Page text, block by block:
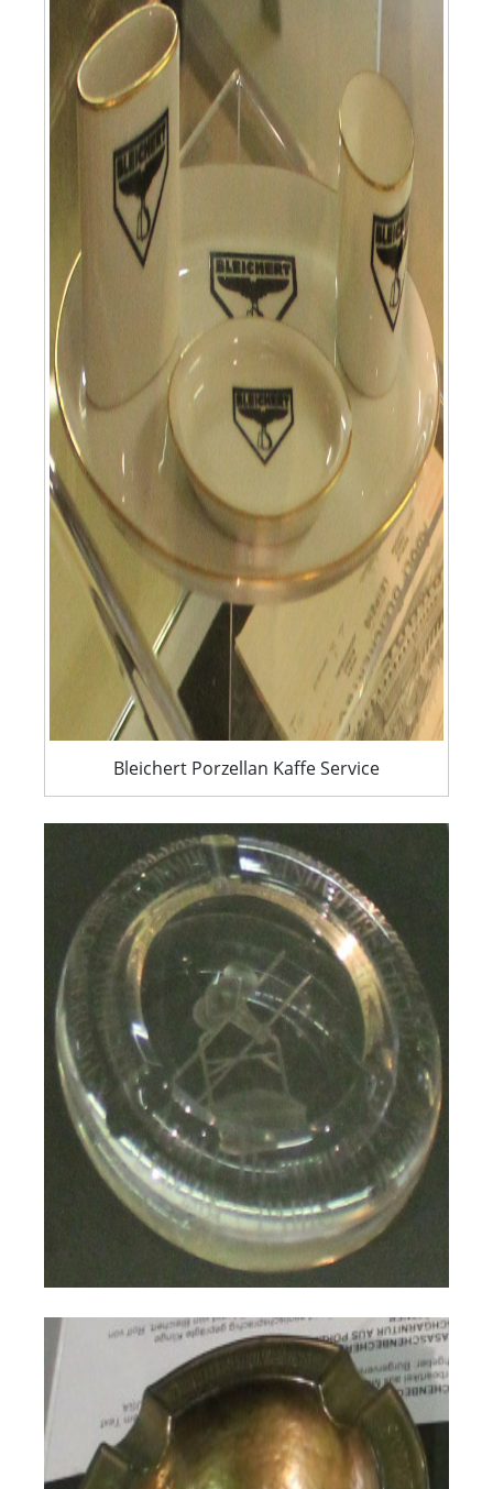
Bleichert Porzellan Kaffe Service